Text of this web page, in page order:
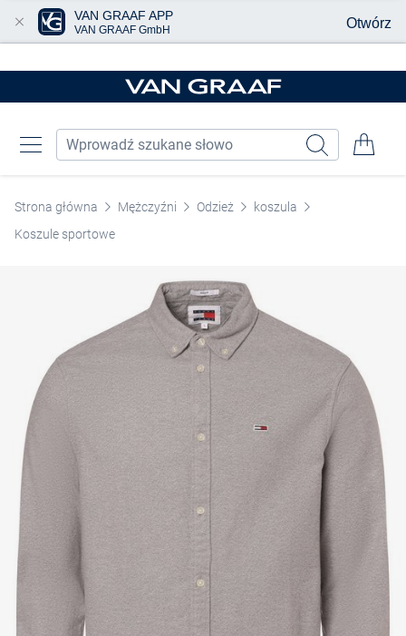
Strona główna Mężczyźni Odzież
koszula
Koszule sportowe
VAN GRAAF APP
VAN GRAAF GmbH Otwórz